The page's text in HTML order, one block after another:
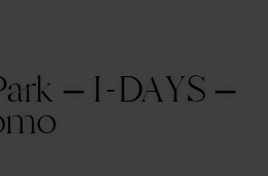
– I-DAYS –